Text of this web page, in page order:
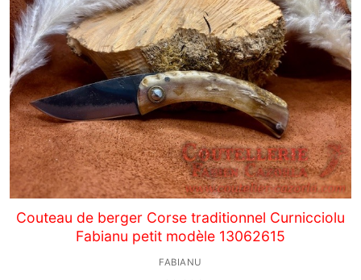
Couteau de berger Corse traditionnel Curnicciolu
Fabianu petit modèle 13062615
FABIANU